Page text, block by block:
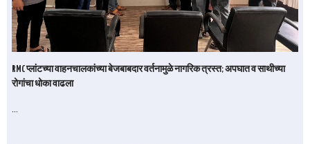
RMC प्लांटच्या वाहनचालकांच्या बेजबाबदार वर्तनामुळे नागरिक त्रस्त; अपघात व साथीच्या
रोगांचा धोका वाढला
…